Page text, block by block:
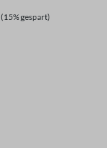
(15% gespart)